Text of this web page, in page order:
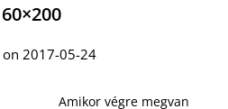
on 2017-05-24
Amikor végre megvan